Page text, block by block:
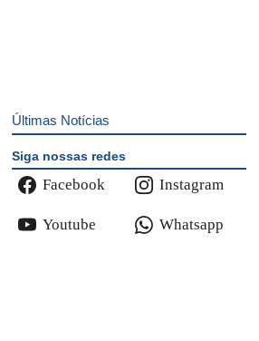
Últimas Notícias
Siga nossas redes
Facebook Instagram
Youtube Whatsapp